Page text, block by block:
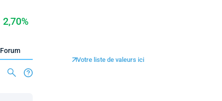
2,70%
Forum
Votre liste de valeurs ici